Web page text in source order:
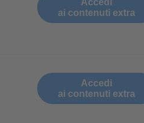
Accedi
ai contenuti extra
Accedi
ai contenuti extra